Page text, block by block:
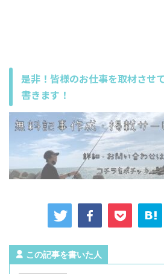
是非！皆様のお仕事を取材させ
書きます！
この記事を書いた人